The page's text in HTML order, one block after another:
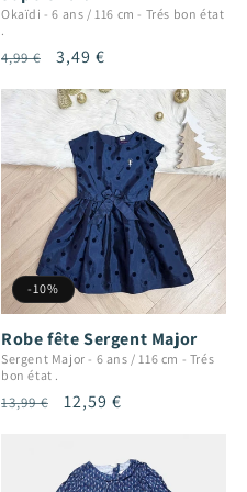
Okaïdi -6 ans / 116 cm - Trés bon état
Prix
4,99 €
Prix
3,49 €
-10%
Robe fête Sergent Major
Sergent Major - 6 ans / 116 cm - Trés
bon état .
Prix
13,99 €
Prix
12,59 €